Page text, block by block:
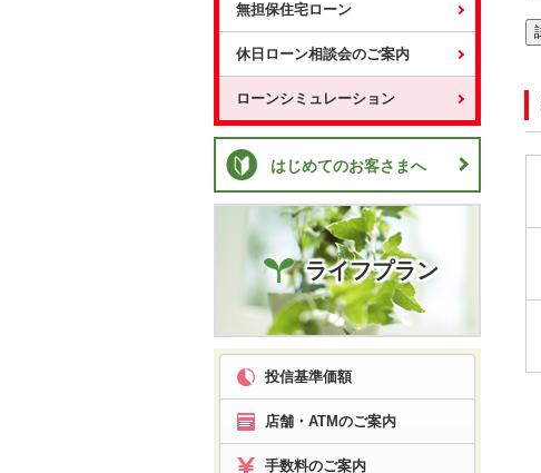
無担保住宅ローン
休日ローン相談会のご案内
ローンシミュレーション
はじめてのお客さまへ
ライフプラン
投信基準価額
店舗・ATMのご案内
手数料のご案内